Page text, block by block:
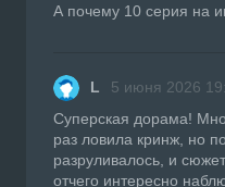
А почему 10 серия на
L 5 июня 2026
Суперская дорама!
раз ловила кринж, но
разруливалось, и
отчего интересно